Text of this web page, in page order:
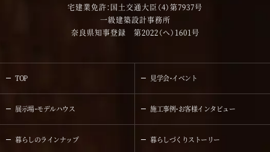
宅建業免許：国土交通大臣（4）第7937号
一級建築設計事務所
奈良県知事登録 第2022（へ）1601号
TOP 見学会・イベント
展示場・モデルハウス 施工事例・お客様インタビュー
暮らしのラインナップ 暮らしづくりストーリー